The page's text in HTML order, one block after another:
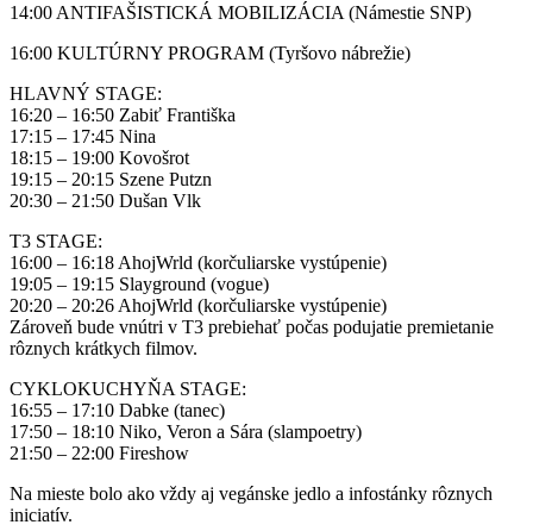
14:00 ANTIFAŠISTICKÁ MOBILIZÁCIA (Námestie SNP)
16:00 KULTÚRNY PROGRAM (Tyršovo nábrežie)
HLAVNÝ STAGE:
16:20 – 16:50 Zabiť Františka
17:15 – 17:45 Nina
18:15 – 19:00 Kovošrot
19:15 – 20:15 Szene Putzn
20:30 – 21:50 Dušan Vlk
T3 STAGE:
16:00 – 16:18 AhojWrld (korčuliarske vystúpenie)
19:05 – 19:15 Slayground (vogue)
20:20 – 20:26 AhojWrld (korčuliarske vystúpenie)
Zároveň bude vnútri v T3 prebiehať počas podujatie premietanie
rôznych krátkych filmov.
CYKLOKUCHYŇA STAGE:
16:55 – 17:10 Dabke (tanec)
17:50 – 18:10 Niko, Veron a Sára (slampoetry)
21:50 – 22:00 Fireshow
Na mieste bolo ako vždy aj vegánske jedlo a infostánky rôznych
iniciatív.